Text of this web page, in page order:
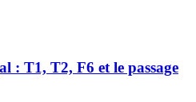
: T1, T2, F6 et le passage